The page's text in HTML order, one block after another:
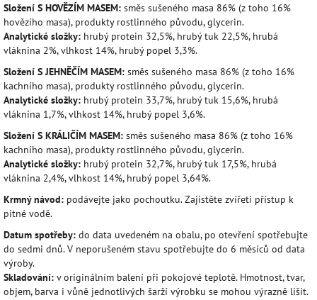
Složení S HOVĚZÍM MASEM: směs sušeného masa 86% (z toho 16%
hovězího masa), produkty rostlinného původu, glycerin.
Analytické složky: hrubý protein 32,5%, hrubý tuk 22,5%, hrubá
vláknina 2%, vlhkost 14%, hrubý popel 3,3%.
Složení S JEHNĚČÍM MASEM: směs sušeného masa 86% (z toho 16%
kachního masa), produkty rostlinného původu, glycerin.
Analytické složky: hrubý protein 33,7%, hrubý tuk 15,6%, hrubá
vláknina 1,7%, vlhkost 14%, hrubý popel 3,6%.
Složení S KRÁLIČÍM MASEM: směs sušeného masa 86% (z toho 16%
kachního masa), produkty rostlinného původu, glycerin.
Analytické složky: hrubý protein 32,7%, hrubý tuk 17,5%, hrubá
vláknina 2,4%, vlhkost 14%, hrubý popel 3,64%.
Krmný návod: podávejte jako pochoutku. Zajistěte zvířeti přístup k
pitné vodě.
Datum spotřeby: do data uvedeném na obalu, po otevření spotřebujte
do sedmi dnů. V neporušeném stavu spotřebujte do 6 měsíců od data
výroby.
Skladování: v originálním balení při pokojové teplotě. Hmotnost, tvar,
objem, barva i vůně jednotlivých šarží výrobku se mohou výrazně lišit.